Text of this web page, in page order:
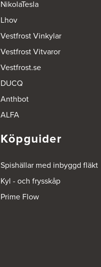
NikolaTesla
Lhov
Vestfrost Vinkylar
Vestfrost Vitvaror
Vestfrost.se
DUCQ
Anthbot
ALFA
Köpguider
Spishällar med inbyggd fläkt
Kyl - och frysskåp
Prime Flow